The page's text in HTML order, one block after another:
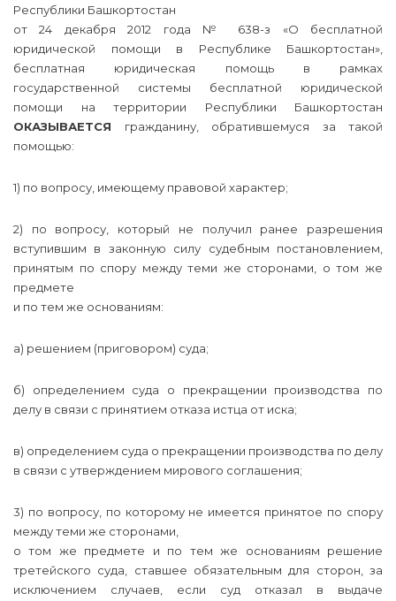
Республики Башкортостан
от 24 декабря 2012 года № 638-з «О бесплатной
юридической помощи в Республике Башкортостан»,
бесплатная юридическая помощь в рамках
государственной системы бесплатной юридической
помощи на территории Республики Башкортостан
ОКАЗЫВАЕТСЯ гражданину, обратившемуся за такой
помощью:
1) по вопросу, имеющему правовой характер;
2) по вопросу, который не получил ранее разрешения
вступившим в законную силу судебным постановлением,
принятым по спору между теми же сторонами, о том же
предмете
и по тем же основаниям:
а) решением (приговором) суда;
б) определением суда о прекращении производства по
делу в связи с принятием отказа истца от иска;
в) определением суда о прекращении производства по делу
в связи с утверждением мирового соглашения;
3) по вопросу, по которому не имеется принятое по спору
между теми же сторонами,
о том же предмете и по тем же основаниям решение
третейского суда, ставшее обязательным для сторон, за
исключением случаев, если суд отказал в выдаче